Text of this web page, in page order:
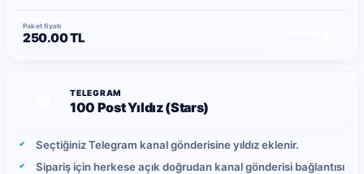
Paket fiyatı
250.00 TL
TELEGRAM
100 Post Yıldız (Stars)
Seçtiğiniz Telegram kanal gönderisine yıldız eklenir.
Sipariş için herkese açık doğrudan kanal gönderisi bağlantısı